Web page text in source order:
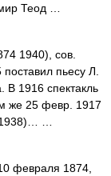
Теод …
1940), сов.
пьесу Л.
В 1916 спектакль
же 25 февр. 1917
1938)… …
февраля 1874,